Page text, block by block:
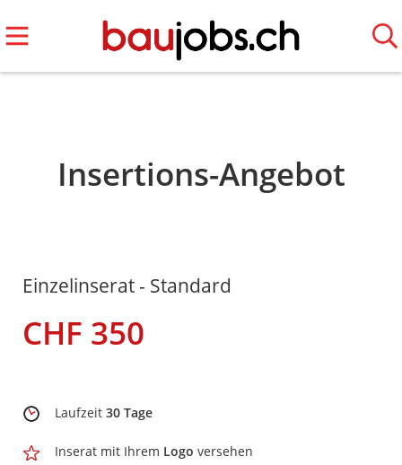
Insertions-Angebot
Einzelinserat - Standard
CHF 350
Laufzeit 30 Tage
Inserat mit Ihrem Logo versehen